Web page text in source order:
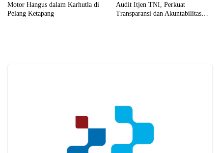
Motor Hangus dalam Karhutla di
Pelang Ketapang
Audit Itjen TNI, Perkuat
Transparansi dan Akuntabilitas